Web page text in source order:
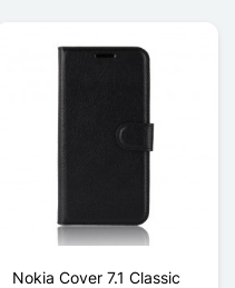
Nokia Cover 7.1 Classic